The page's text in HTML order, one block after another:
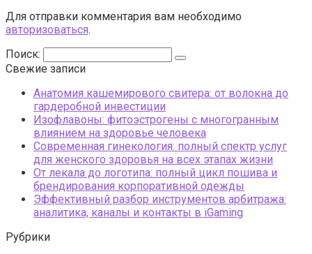
Для отправки комментария вам необходимо
авторизоваться.
Поиск:
Свежие записи
Анатомия кашемирового свитера: от волокна до
гардеробной инвестиции
Изофлавоны: фитоэстрогены с многогранным
влиянием на здоровье человека
Современная гинекология: полный спектр услуг
для женского здоровья на всех этапах жизни
От лекала до логотипа: полный цикл пошива и
брендирования корпоративной одежды
Эффективный разбор инструментов арбитража:
аналитика, каналы и контакты в iGaming
Рубрики